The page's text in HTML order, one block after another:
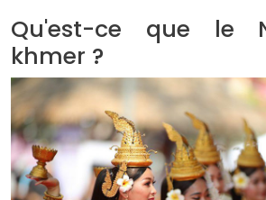
Qu'est-ce que le
khmer ?